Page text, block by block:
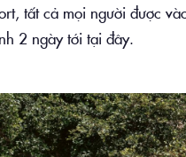
tất cả mọi người được
2 ngày tới tại đây.